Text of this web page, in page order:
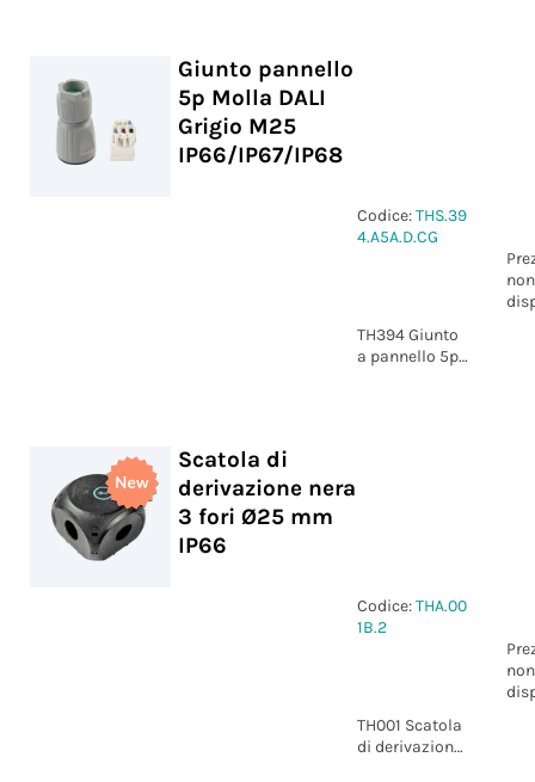
Giunto pannello
5p Molla DALI
Grigio M25
IP66/IP67/IP68
Codice:THS.39
4.A5A.D.CG
non
TH394 Giunto
a pannello 5p
Scatola di
derivazione nera
3 fori Ø25 mm
IP66
Codice:THA.00
1B.2
non
TH001 Scatola
di derivazione